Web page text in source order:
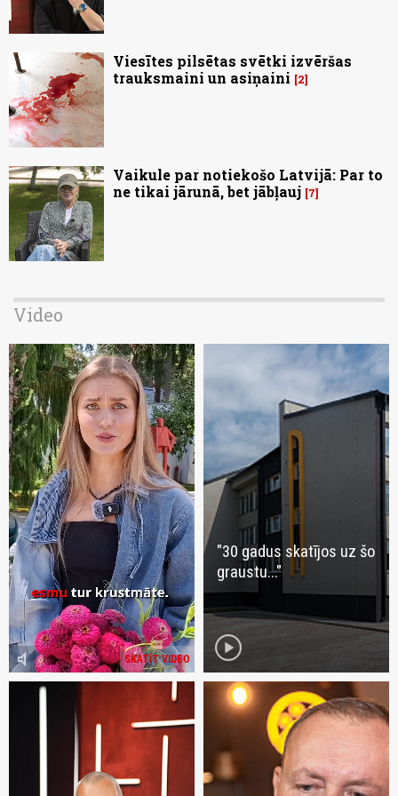
Viesītes pilsētas svētki izvēršas
trauksmaini un asiņaini
2
Vaikule par notiekošo Latvijā: Par to
ne tikai jārunā, bet jābļauj 7
Video
SKATĪT VIDEO
volume_mute
"30 gadus skatījos uz šo
graustu..."
play_circle